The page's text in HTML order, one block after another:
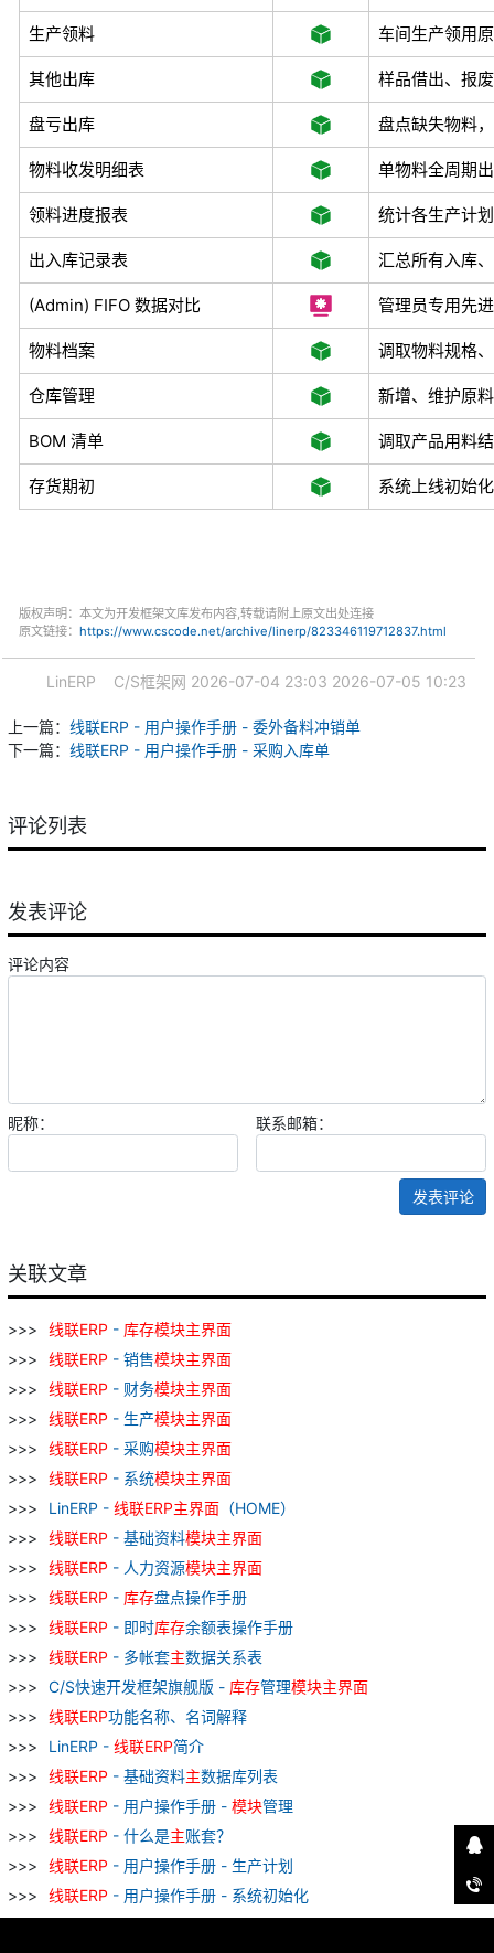
生产领料 车间生产领用
其他出库 样品借出、报
盘亏出库 盘点缺失物料
物料收发明细表 单物料全周期
领料进度报表 统计各生产计
出入库记录表 汇总所有入库
(Admin) FIFO 数据对比 管理员专用先
物料档案 调取物料规格
仓库管理 新增、维护原
BOM 清单 调取产品用料
存货期初 系统上线初始
版权声明：本文为开发框架文库发布内容,转载请附上原文出处连接
原文链接： https://www.cscode.net/archive/linerp/823346119712837.html
LinERP C/S框架网 2026-07-04 23:03 2026-07-05 10:23
上一篇： 线联ERP - 用户操作手册 - 委外备料冲销单
下一篇： 线联ERP - 用户操作手册 - 采购入库单
评论列表
发表评论
评论内容
昵称： 联系邮箱：
发表评论
关联文章
线联ERP - 库存模块主界面
线联ERP - 销售模块主界面
线联ERP - 财务模块主界面
线联ERP - 生产模块主界面
线联ERP - 采购模块主界面
线联ERP - 系统模块主界面
LinERP - 线联ERP主界面 （HOME）
线联ERP - 基础资料模块主界面
线联ERP - 人力资源模块主界面
线联ERP - 库存盘点操作手册
线联ERP - 即时库存余额表操作手册
线联ERP - 多帐套主数据关系表
C/S快速开发框架旗舰版 - 库存管理模块主界面
线联ERP功能名称、名词解释
LinERP - 线联ERP简介
线联ERP - 基础资料主数据库列表
线联ERP - 用户操作手册 - 模块管理
线联ERP - 什么是主账套？
线联ERP - 用户操作手册 - 生产计划
线联ERP - 用户操作手册 - 系统初始化